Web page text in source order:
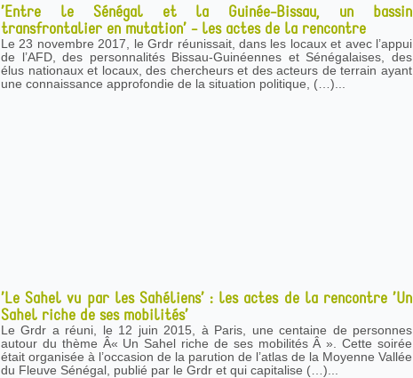
’Entre le Sénégal et la Guinée-Bissau, un bassin
transfrontalier en mutation’ - les actes de la rencontre
Le 23 novembre 2017, le Grdr réunissait, dans les locaux et avec l’appui
de l’AFD, des personnalités Bissau-Guinéennes et Sénégalaises, des
élus nationaux et locaux, des chercheurs et des acteurs de terrain ayant
une connaissance approfondie de la situation politique, (…)...
’Le Sahel vu par les Sahéliens’ : les actes de la rencontre ’Un
Sahel riche de ses mobilités’
Le Grdr a réuni, le 12 juin 2015, à Paris, une centaine de personnes
autour du thème Â« Un Sahel riche de ses mobilités Â ». Cette soirée
était organisée à l’occasion de la parution de l’atlas de la Moyenne Vallée
du Fleuve Sénégal, publié par le Grdr et qui capitalise (…)...